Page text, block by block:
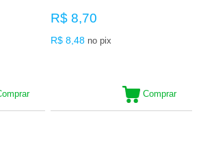
R$ 8,70
R$ 8,48 no pix
Comprar